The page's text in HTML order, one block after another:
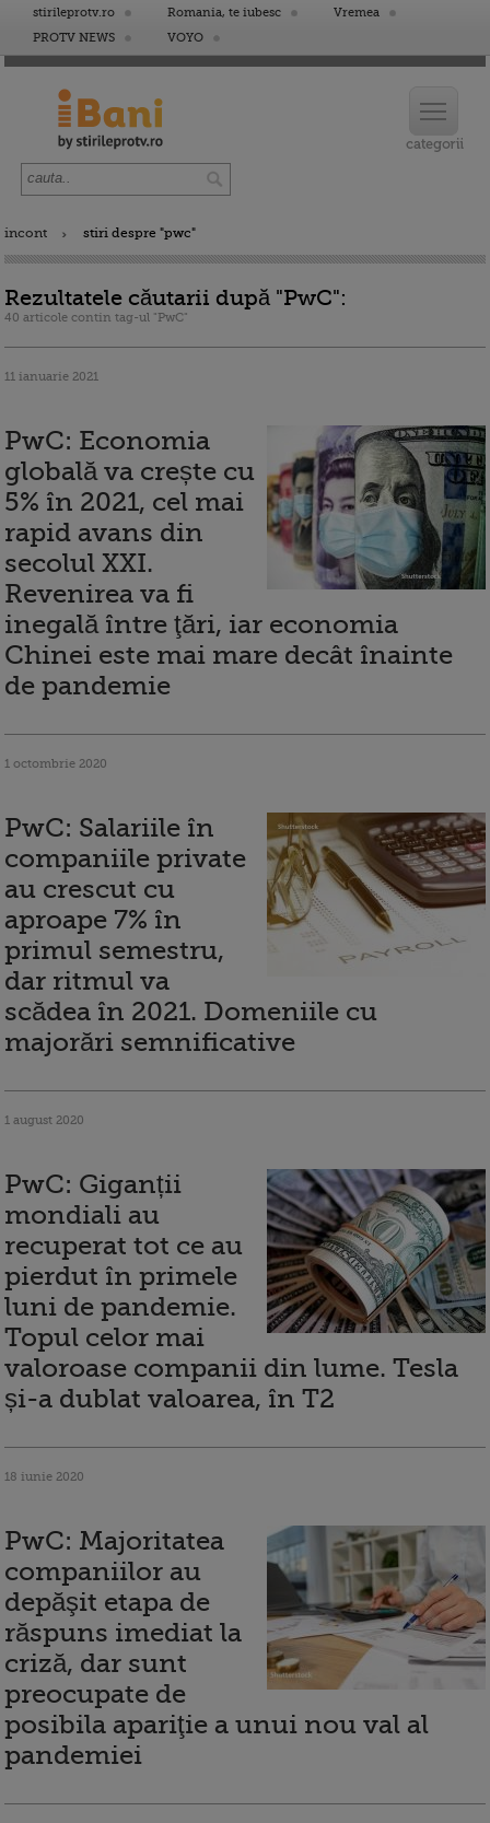
stirileprotv.ro Romania, te iubesc
Vremea
PROTV NEWS
VOYO
incont stiri despre "pwc"
Rezultatele căutarii după "PwC":
40 articole contin tag-ul "PwC"
11 ianuarie 2021
PwC: Economia
globală va crește cu
5% în 2021, cel mai
rapid avans din
secolul XXI.
Revenirea va fi
inegală între ţări, iar economia
Chinei este mai mare decât înainte
de pandemie
1 octombrie 2020
PwC: Salariile în
companiile private
au crescut cu
aproape 7% în
primul semestru,
dar ritmul va
scădea în 2021. Domeniile cu
majorări semnificative
1 august 2020
PwC: Giganții
mondiali au
recuperat tot ce au
pierdut în primele
luni de pandemie.
Topul celor mai
valoroase companii din lume. Tesla
și-a dublat valoarea, în T2
18 iunie 2020
PwC: Majoritatea
companiilor au
depăşit etapa de
răspuns imediat la
criză, dar sunt
preocupate de
posibila apariţie a unui nou val al
pandemiei